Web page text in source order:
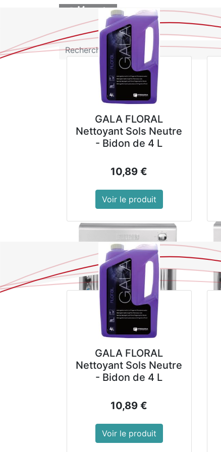
BOUTIQUE
GALA FLORAL
Nettoyant Sols Neutre
- Bidon de 4 L
10,89 €
Voir le produit
GALA FLORAL
Nettoyant Sols Neutre
- Bidon de 4 L
10,89 €
Voir le produit